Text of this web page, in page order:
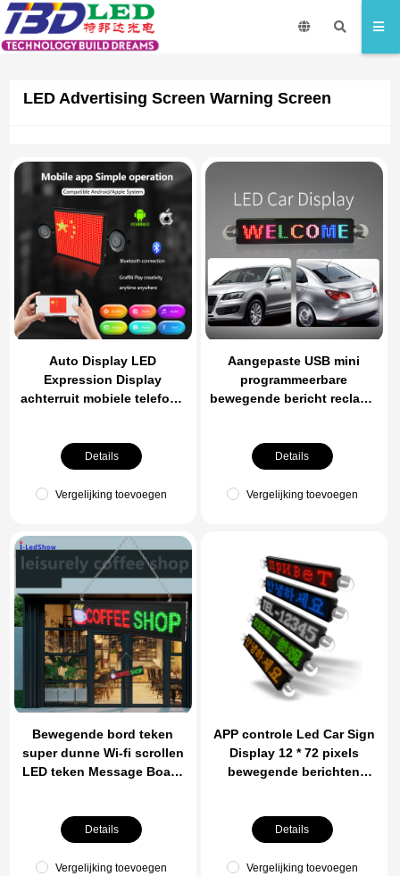
LED Advertising Screen Warning Screen
Auto Display LED
Expression Display
achterruit mobiele telefoon
Reclame Display
Details
Vergelijking toevoegen
Aangepaste USB mini
programmeerbare
bewegende bericht reclame
Details
Vergelijking toevoegen
Bewegende bord teken
super dunne Wi-fi scrollen
LED teken Message Board
Details
Vergelijking toevoegen
APP controle Led Car Sign
Display 12 * 72 pixels
bewegende berichten
Led Display voor auto
achterruit
Details
Vergelijking toevoegen